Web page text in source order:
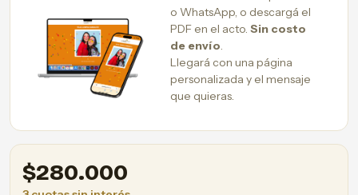
o WhatsApp, o descargá el
PDF en el acto. Sin costo
de envío.
Llegará con una página
personalizada y el mensaje
que quieras.
$280.000